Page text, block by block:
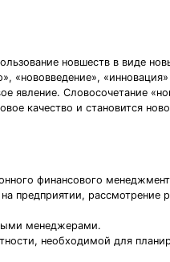
новшеств в виде
«нововведение»,
Словосочетание
качество и становится
финансового
предприятии, рассмотрение
менеджерами.
необходимой для